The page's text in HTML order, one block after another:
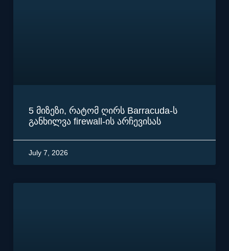
5 მიზეზი, რატომ ღირს Barracuda-ს
განხილვა firewall-ის არჩევისას
July 7, 2026